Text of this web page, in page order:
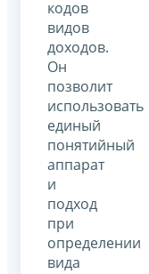
кодов
видов
доходов.
Он
позволит
использовать
единый
понятийный
аппарат
и
подход
при
определении
вида